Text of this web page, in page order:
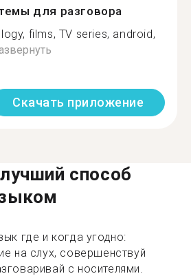
для разговора
films, TV series, android,
Скачать приложение
способ
где и когда угодно:
на слух, совершенствуй
с носителями.